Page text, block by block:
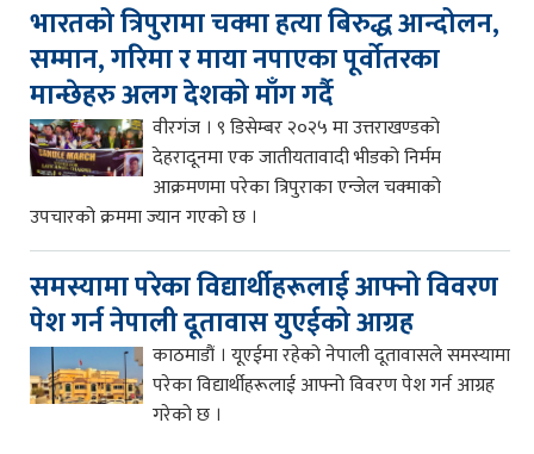
भारतको त्रिपुरामा चक्मा हत्या बिरुद्ध आन्दोलन,
सम्मान, गरिमा र माया नपाएका पूर्वोतरका
मान्छेहरु अलग देशको माँग गर्दै
वीरगंज । ९ डिसेम्बर २०२५ मा उत्तराखण्डको
देहरादूनमा एक जातीयतावादी भीडको निर्मम
आक्रमणमा परेका त्रिपुराका एन्जेल चक्माको
उपचारको क्रममा ज्यान गएको छ ।
समस्यामा परेका विद्यार्थीहरूलाई आफ्नो विवरण
पेश गर्न नेपाली दूतावास युएईको आग्रह
काठमाडौं । यूएईमा रहेको नेपाली दूतावासले समस्यामा
परेका विद्यार्थीहरूलाई आफ्नो विवरण पेश गर्न आग्रह
गरेको छ ।